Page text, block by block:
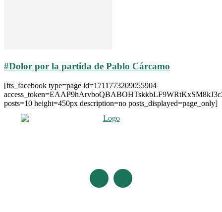
#Dolor por la partida de Pablo Cárcamo
[fts_facebook type=page id=1711773209055904
posts=10 height=450px description=no posts_displayed=page_only]